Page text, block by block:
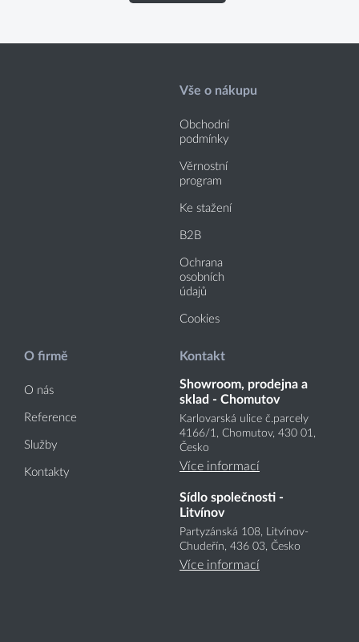
Vše o nákupu
Obchodní
podmínky
Věrnostní
program
Ke stažení
B2B
Ochrana
osobních
údajů
Cookies
O firmě
O nás
Reference
Služby
Kontakty
Kontakt
Showroom, prodejna a
sklad - Chomutov
Karlovarská ulice č.parcely
4166/1, Chomutov, 430 01,
Česko
Více informací
Sídlo společnosti -
Litvínov
Partyzánská 108, Litvínov-
Chudeřín, 436 03, Česko
Více informací